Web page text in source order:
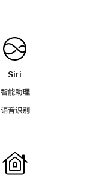
Siri
智能助理
语音识别